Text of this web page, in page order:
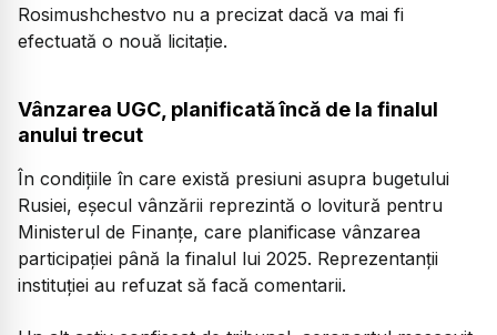
Rosimushchestvo nu a precizat dacă va mai fi
efectuată o nouă licitaţie.
Vânzarea UGC, planificată încă de la finalul
anului trecut
În condițiile în care există presiuni asupra bugetului
Rusiei, eșecul vânzării reprezintă o lovitură pentru
Ministerul de Finanţe, care planificase vânzarea
participaţiei până la finalul lui 2025. Reprezentanţii
instituţiei au refuzat să facă comentarii.